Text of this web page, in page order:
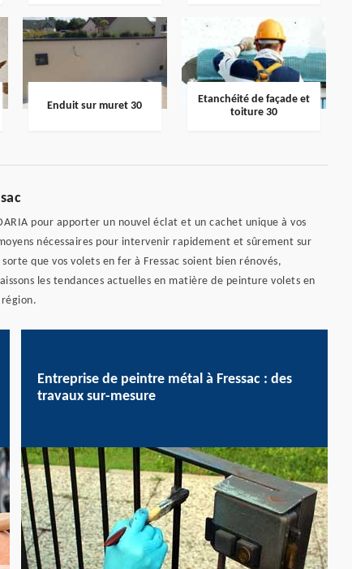
Enduit sur muret 30
Etanchéité de façade et
toiture 30
pour apporter un nouvel éclat et un cachet unique à vos
nécessaires pour intervenir rapidement et sûrement sur
que vos volets en fer à Fressac soient bien rénovés,
les tendances actuelles en matière de peinture volets en
région.
Entreprise de peintre métal à Fressac : des
travaux sur-mesure